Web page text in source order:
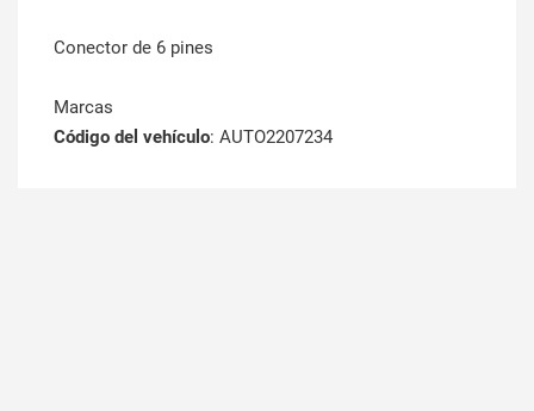
Conector de 6 pines
Marcas
Código del vehículo: AUTO2207234